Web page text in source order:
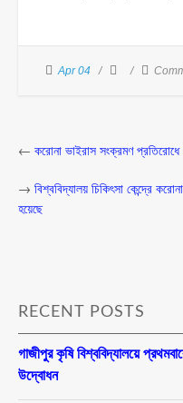
Apr 04
← করোনা ভাইরাস সংক্রমণ
→ বিশ্ববিদ্যালয় চিকিৎসা কেন্দ্রে
হয়েছে
RECENT POSTS
গাজীপুর কৃষি বিশ্ববিদ্যালয়ে
উদ্বোধন